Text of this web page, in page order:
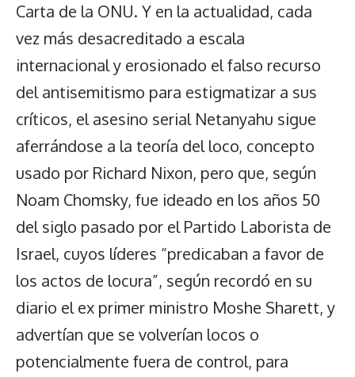
Carta de la ONU. Y en la actualidad, cada
vez más desacreditado a escala
internacional y erosionado el falso recurso
del antisemitismo para estigmatizar a sus
críticos, el asesino serial Netanyahu sigue
aferrándose a la teoría del loco, concepto
usado por Richard Nixon, pero que, según
Noam Chomsky, fue ideado en los años 50
del siglo pasado por el Partido Laborista de
Israel, cuyos líderes “predicaban a favor de
los actos de locura”, según recordó en su
diario el ex primer ministro Moshe Sharett, y
advertían que se volverían locos o
potencialmente fuera de control, para